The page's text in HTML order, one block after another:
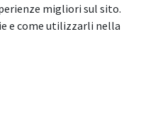
estremamente
alta qualità ogni volta.
perfetti per chi cerca un
Scegli i nostri Ink
con sicurezza e stile!
migliori sul sito.
e come utilizzarli nella